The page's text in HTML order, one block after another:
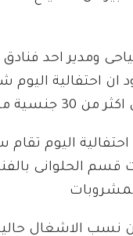
ومدير احد فنادق
ان احتفالية اليوم
مختلفة .
اليوم تقام
الحلوانى
نسب الاشغال